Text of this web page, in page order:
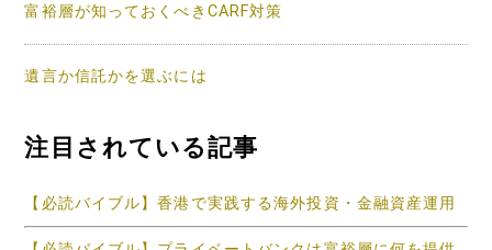
富裕層が知っておくべきCARF対策
遺言か信託かを選ぶには
注目されている記事
【必読バイブル】香港で実践する海外投資・金融資産運用